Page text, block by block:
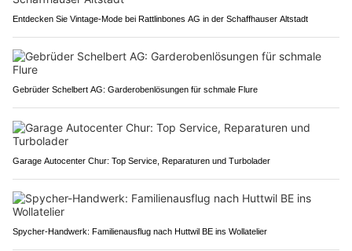
Entdecken Sie Vintage-Mode bei Rattlinbones AG in der Schaffhauser Altstadt
Gebrüder Schelbert AG: Garderobenlösungen für schmale Flure
Garage Autocenter Chur: Top Service, Reparaturen und Turbolader
Spycher-Handwerk: Familienausflug nach Huttwil BE ins Wollatelier